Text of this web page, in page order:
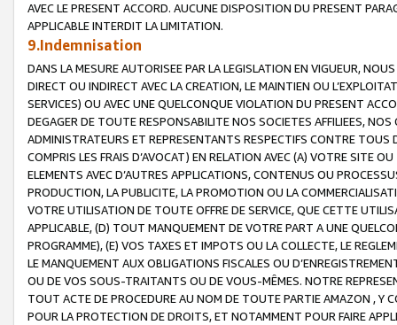
AVEC LE PRESENT ACCORD. AUCUNE DISPOSITION DU PRESENT
APPLICABLE INTERDIT LA LIMITATION.
9.Indemnisation
DANS LA MESURE AUTORISEE PAR LA LEGISLATION EN VIGUEUR,
DIRECT OU INDIRECT AVEC LA CREATION, LE MAINTIEN OU
SERVICES) OU AVEC UNE QUELCONQUE VIOLATION DU PRESENT
DEGAGER DE TOUTE RESPONSABILITE NOS SOCIETES AFFILIEES,
ADMINISTRATEURS ET REPRESENTANTS RESPECTIFS CONTRE
COMPRIS LES FRAIS D’AVOCAT) EN RELATION AVEC (A) VOTRE SITE
ELEMENTS AVEC D’AUTRES APPLICATIONS, CONTENUS OU
PRODUCTION, LA PUBLICITE, LA PROMOTION OU LA
VOTRE UTILISATION DE TOUTE OFFRE DE SERVICE, QUE CETTE
APPLICABLE, (D) TOUT MANQUEMENT DE VOTRE PART A UNE
PROGRAMME), (E) VOS TAXES ET IMPOTS OU LA COLLECTE, LE
LE MANQUEMENT AUX OBLIGATIONS FISCALES OU
OU DE VOS SOUS-TRAITANTS OU DE VOUS-MÊMES. NOTRE
TOUT ACTE DE PROCEDURE AU NOM DE TOUTE PARTIE AMAZON , Y
POUR LA PROTECTION DE DROITS, ET NOTAMMENT POUR FAIRE